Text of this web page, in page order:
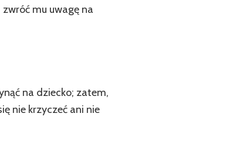
mu uwagę na
na dziecko; zatem,
nie krzyczeć ani nie